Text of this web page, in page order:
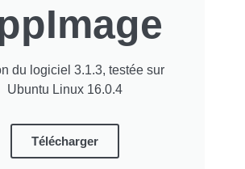
du logiciel 3.1.3, testée sur
Ubuntu Linux 16.0.4
Télécharger